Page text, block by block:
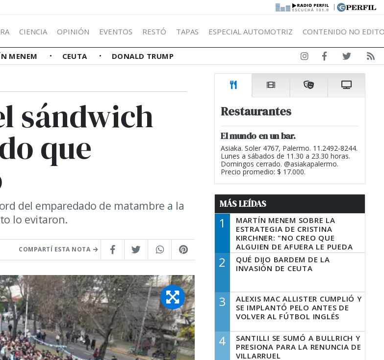
|
CIENCIA OPINIÓN EVENTOS RESTÓ TAPAS ESPECIAL AUTOMOTRIZ CONTENIDO NO
MENEM CEUTA DONALD TRUMP
sándwich
que
del emparedado de matambre a la
lo evitaron.
COMPARTÍ ESTA NOTA
Restaurantes
El mundo en un bar.
Asiaka. Soler 4767, Palermo. 11.2492-8244.
Lunes a sábados de 11.30 a 23.30 horas.
Domingos cerrado. @asiakapalermo.
Precio promedio: $ 17.000.
MÁS LEÍDAS
1
MARTÍN MENEM SOBRE LA
ESTRATEGIA DE CRISTINA
KIRCHNER: "NO CREO QUE
ALGUIEN DE AFUERA LE PUEDA
DECIR A LA JUSTICIA LO QUE
TIENE QUE HACER"
2
QUÉ DIJO BARDEM DE LA
INVASIÓN DE CEUTA
3
ALEXIS MAC ALLISTER CUMPLIÓ Y
SE IMPLANTÓ PELO ANTES DE
VOLVER AL FÚTBOL INGLÉS
4
SANTILLI SE SUMÓ A BULLRICH Y
PRESIONA PARA LA RENUNCIA DE
VILLARRUEL